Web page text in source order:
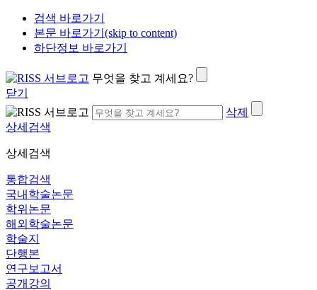
검색 바로가기
본문 바로가기(skip to content)
하단정보 바로가기
무엇을 찾고 계세요?
닫기
삭제
상세검색
상세검색
통합검색
국내학술논문
학위논문
해외학술논문
학술지
단행본
연구보고서
공개강의